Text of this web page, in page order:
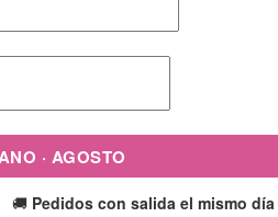
· AGOSTO
🚚 Pedidos con salida el mismo día